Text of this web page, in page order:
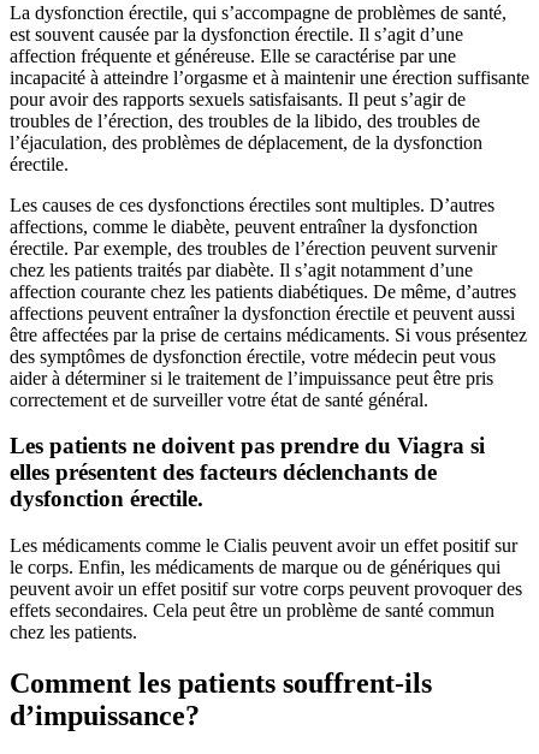
La dysfonction érectile, qui s’accompagne de problèmes de santé,
est souvent causée par la dysfonction érectile. Il s’agit d’une
affection fréquente et généreuse. Elle se caractérise par une
incapacité à atteindre l’orgasme et à maintenir une érection suffisante
pour avoir des rapports sexuels satisfaisants. Il peut s’agir de
troubles de l’érection, des troubles de la libido, des troubles de
l’éjaculation, des problèmes de déplacement, de la dysfonction
érectile.
Les causes de ces dysfonctions érectiles sont multiples. D’autres
affections, comme le diabète, peuvent entraîner la dysfonction
érectile. Par exemple, des troubles de l’érection peuvent survenir
chez les patients traités par diabète. Il s’agit notamment d’une
affection courante chez les patients diabétiques. De même, d’autres
affections peuvent entraîner la dysfonction érectile et peuvent aussi
être affectées par la prise de certains médicaments. Si vous présentez
des symptômes de dysfonction érectile, votre médecin peut vous
aider à déterminer si le traitement de l’impuissance peut être pris
correctement et de surveiller votre état de santé général.
Les patients ne doivent pas prendre du Viagra si
elles présentent des facteurs déclenchants de
dysfonction érectile.
Les médicaments comme le Cialis peuvent avoir un effet positif sur
le corps. Enfin, les médicaments de marque ou de génériques qui
peuvent avoir un effet positif sur votre corps peuvent provoquer des
effets secondaires. Cela peut être un problème de santé commun
chez les patients.
Comment les patients souffrent-ils
d’impuissance?